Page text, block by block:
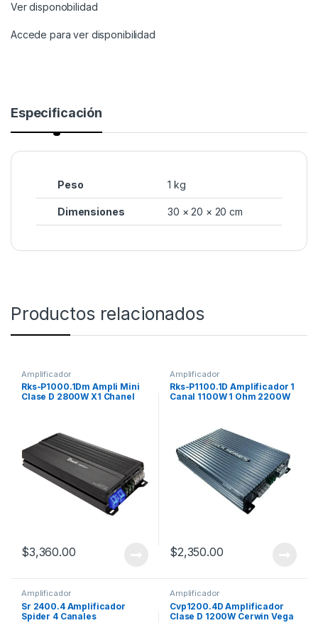
Ver disponobilidad
Accede para ver disponibilidad
Especificación
Peso 1 kg
Dimensiones 30 × 20 × 20 cm
Productos relacionados
Amplificador
Rks-P1000.1Dm Ampli Mini
Clase D 2800W X1 Chanel
$3,360.00
Amplificador
Rks-P1100.1D Amplificador 1
Canal 1100W 1 Ohm 2200W
$2,350.00
Amplificador
Sr 2400.4 Amplificador
Spider 4 Canales
Amplificador
Cvp1200.4D Amplificador
Clase D 1200W Cerwin Vega